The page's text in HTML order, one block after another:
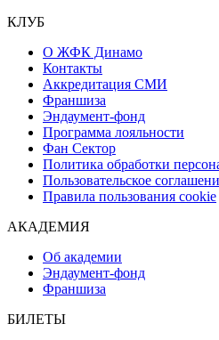
КЛУБ
О ЖФК Динамо
Контакты
Аккредитация СМИ
Франшиза
Эндаумент-фонд
Программа лояльности
Фан Сектор
Политика обработки
Пользовательское
Правила пользования cookie
АКАДЕМИЯ
Об академии
Эндаумент-фонд
Франшиза
БИЛЕТЫ